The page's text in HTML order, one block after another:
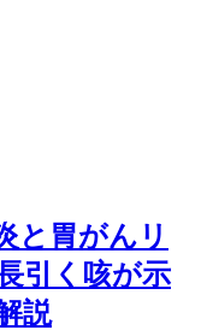
と胃がんリ
引く咳が示
説